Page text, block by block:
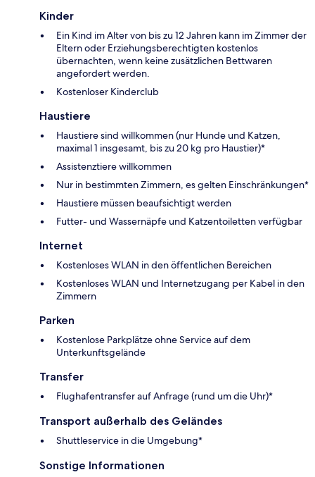
Kinder
Ein Kind im Alter von bis zu 12 Jahren kann im Zimmer der
Eltern oder Erziehungsberechtigten kostenlos
übernachten, wenn keine zusätzlichen Bettwaren
angefordert werden.
Kostenloser Kinderclub
Haustiere
Haustiere sind willkommen (nur Hunde und Katzen,
maximal 1 insgesamt, bis zu 20 kg pro Haustier)*
Assistenztiere willkommen
Nur in bestimmten Zimmern, es gelten Einschränkungen*
Haustiere müssen beaufsichtigt werden
Futter- und Wassernäpfe und Katzentoiletten verfügbar
Internet
Kostenloses WLAN in den öffentlichen Bereichen
Kostenloses WLAN und Internetzugang per Kabel in den
Zimmern
Parken
Kostenlose Parkplätze ohne Service auf dem
Unterkunftsgelände
Transfer
Flughafentransfer auf Anfrage (rund um die Uhr)*
Transport außerhalb des Geländes
Shuttleservice in die Umgebung*
Sonstige Informationen